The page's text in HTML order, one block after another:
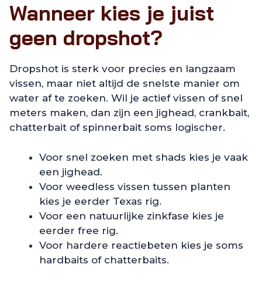
Wanneer kies je juist
geen dropshot?
Dropshot is sterk voor precies en langzaam
vissen, maar niet altijd de snelste manier om
water af te zoeken. Wil je actief vissen of snel
meters maken, dan zijn een jighead, crankbait,
chatterbait of spinnerbait soms logischer.
Voor snel zoeken met shads kies je vaak
een jighead.
Voor weedless vissen tussen planten
kies je eerder Texas rig.
Voor een natuurlijke zinkfase kies je
eerder free rig.
Voor hardere reactiebeten kies je soms
hardbaits of chatterbaits.